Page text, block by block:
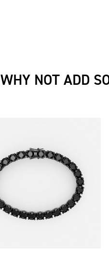
WHY NOT ADD